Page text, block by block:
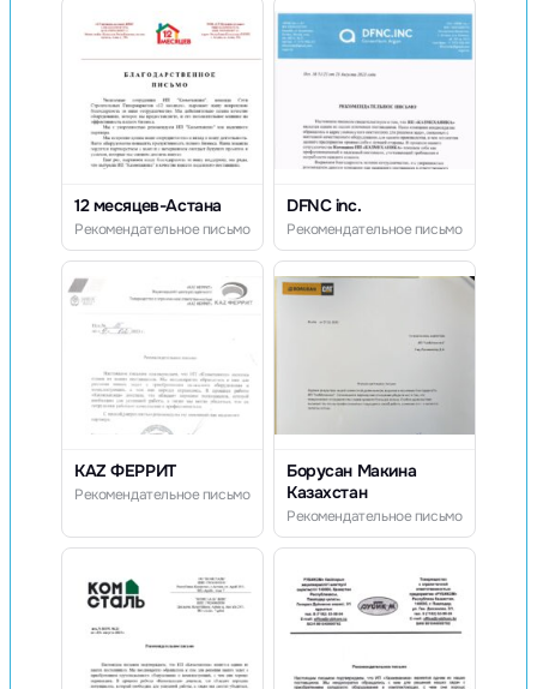
12 месяцев-Астана
Рекомендательное письмо
DFNC inc.
Рекомендательное письмо
KAZ ФЕРРИТ
Рекомендательное письмо
Борусан Макина
Казахстан
Рекомендательное письмо